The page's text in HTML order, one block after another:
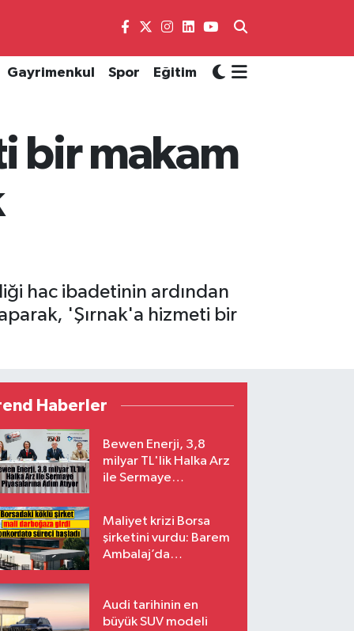
Gayrimenkul Spor Eğitim
bir makam
hac ibadetinin ardından
'Şırnak'a hizmeti bir
Haberler
Bewen Enerji, 3,8
milyar TL'lik Halka Arz
ile Sermaye
Maliyet krizi Borsa
şirketini vurdu: Barem
Ambalaj’da
Audi tarihinin en
büyük SUV modeli